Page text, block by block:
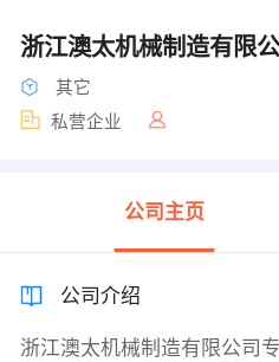
浙江澳太机械制造有限
其它
私营企业
公司主页
公司介绍
浙江澳太机械制造有限公司